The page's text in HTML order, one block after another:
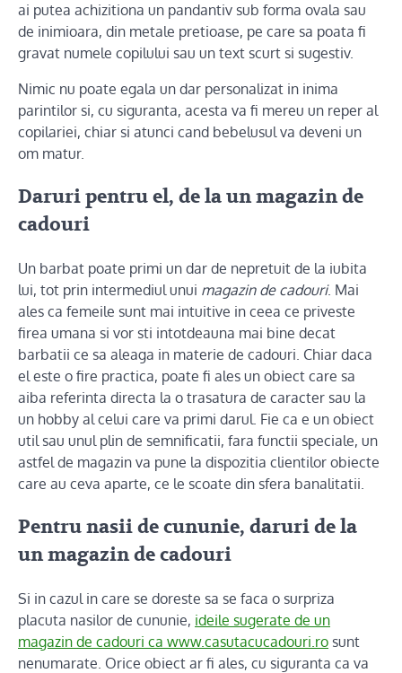
ai putea achizitiona un pandantiv sub forma ovala sau
de inimioara, din metale pretioase, pe care sa poata fi
gravat numele copilului sau un text scurt si sugestiv.
Nimic nu poate egala un dar personalizat in inima
parintilor si, cu siguranta, acesta va fi mereu un reper al
copilariei, chiar si atunci cand bebelusul va deveni un
om matur.
Daruri pentru el, de la un magazin de
cadouri
Un barbat poate primi un dar de nepretuit de la iubita
lui, tot prin intermediul unui magazin de cadouri. Mai
ales ca femeile sunt mai intuitive in ceea ce priveste
firea umana si vor sti intotdeauna mai bine decat
barbatii ce sa aleaga in materie de cadouri. Chiar daca
el este o fire practica, poate fi ales un obiect care sa
aiba referinta directa la o trasatura de caracter sau la
un hobby al celui care va primi darul. Fie ca e un obiect
util sau unul plin de semnificatii, fara functii speciale, un
astfel de magazin va pune la dispozitia clientilor obiecte
care au ceva aparte, ce le scoate din sfera banalitatii.
Pentru nasii de cununie, daruri de la
un magazin de cadouri
Si in cazul in care se doreste sa se faca o surpriza
placuta nasilor de cununie, ideile sugerate de un
magazin de cadouri ca www.casutacucadouri.ro sunt
nenumarate. Orice obiect ar fi ales, cu siguranta ca va